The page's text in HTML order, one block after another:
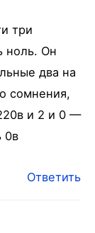
три
ноль. Он
два на
сомнения,
и 2 и 0 —
0в
Ответить